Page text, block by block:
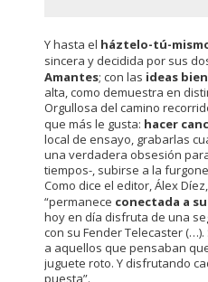
Y hasta el háztelo-tú-
sincera y decidida por sus
Amantes; con las ideas
alta, como demuestra en
Orgullosa del camino
que más le gusta: hacer
local de ensayo, grabarlas
una verdadera obsesión
tiempos-, subirse a la
Como dice el editor, Álex
“permanece conectada a
hoy en día disfruta de una
con su Fender Telecaster
a aquellos que pensaban
juguete roto. Y disfrutando
puesta”.